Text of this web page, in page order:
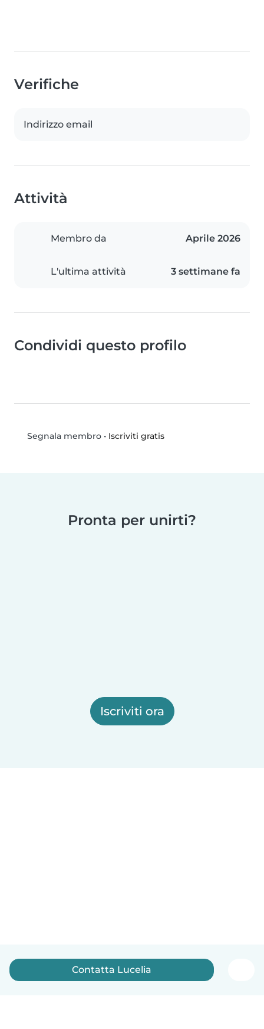
Verifiche
Indirizzo email
Attività
Membro da Aprile 2026
L'ultima attività 3 settimane fa
Condividi questo profilo
Segnala membro• Iscriviti gratis
Pronta per unirti?
Iscriviti ora
Contatta Lucelia